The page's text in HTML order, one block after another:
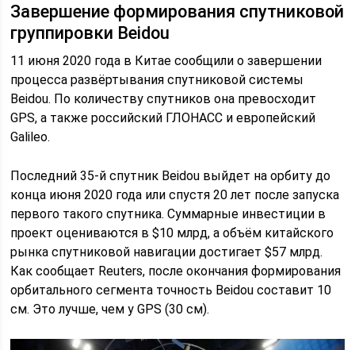
Завершение формирования спутниковой
группировки Beidou
11 июня 2020 года в Китае сообщили о завершении
процесса развёртывания спутниковой системы
Beidou. По количеству спутников она превосходит
GPS, а также российский ГЛОНАСС и европейский
Galileo.
Последний 35-й спутник Beidou выйдет на орбиту до
конца июня 2020 года или спустя 20 лет после запуска
первого такого спутника. Суммарные инвестиции в
проект оцениваются в $10 млрд, а объём китайского
рынка спутниковой навигации достигает $57 млрд.
Как сообщает Reuters, после окончания формирования
орбитального сегмента точность Beidou составит 10
см. Это лучше, чем у GPS (30 см).